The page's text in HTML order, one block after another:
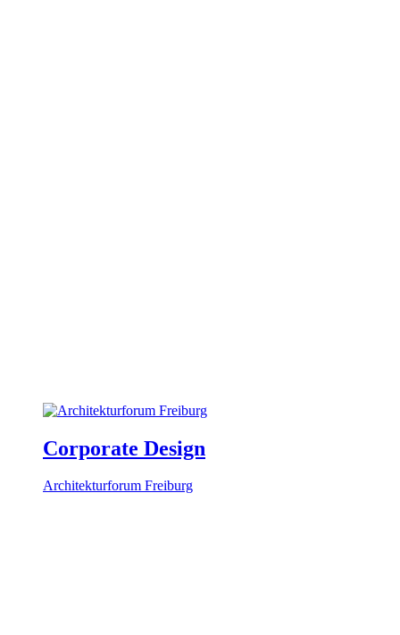
Corporate Design
Architekturforum Freiburg